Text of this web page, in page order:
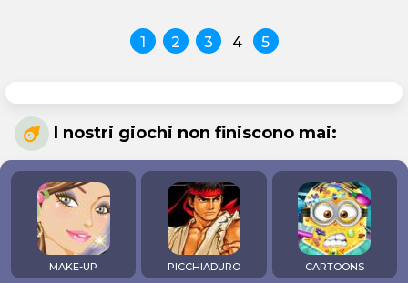
1 2 3 4 5
I nostri giochi non finiscono mai:
MAKE-UP PICCHIADURO CARTOONS